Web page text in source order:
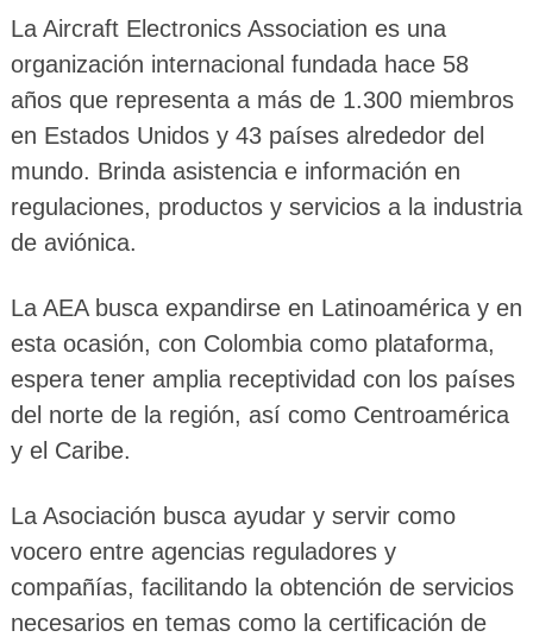
La Aircraft Electronics Association es una
organización internacional fundada hace 58
años que representa a más de 1.300 miembros
en Estados Unidos y 43 países alrededor del
mundo. Brinda asistencia e información en
regulaciones, productos y servicios a la industria
de aviónica.
La AEA busca expandirse en Latinoamérica y en
esta ocasión, con Colombia como plataforma,
espera tener amplia receptividad con los países
del norte de la región, así como Centroamérica
y el Caribe.
La Asociación busca ayudar y servir como
vocero entre agencias reguladores y
compañías, facilitando la obtención de servicios
necesarios en temas como la certificación de